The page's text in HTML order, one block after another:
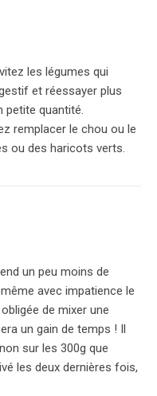
les légumes qui
et réessayer plus
petite quantité.
remplacer le chou ou le
ou des haricots verts.
un peu moins de
avec impatience le
de mixer une
un gain de temps ! Il
sur les 300g que
les deux dernières fois,